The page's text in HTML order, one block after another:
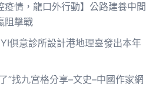
疫情，龍口外行動】公路建養中間
阻擊戰
俱意診所設計港地理臺發出本年
”找九宮格分享–文史–中國作家網